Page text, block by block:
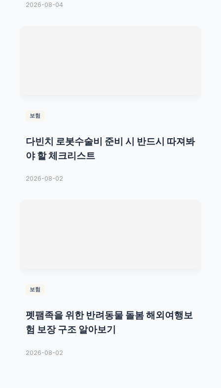
2026-08-04
보험
다빈치 로봇수술비 준비 시 반드시 따져봐
야 할 체크리스트
2026-08-02
보험
펫팸족을 위한 반려동물 돌봄 해외여행보
험 보장 구조 알아보기
2026-08-02